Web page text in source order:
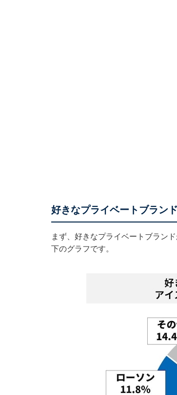
好きなプライベートブラン
まず、好きなプライベートブラン
下のグラフです。